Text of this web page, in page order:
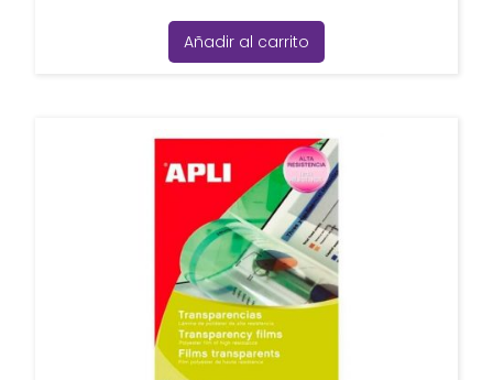
Añadir al carrito